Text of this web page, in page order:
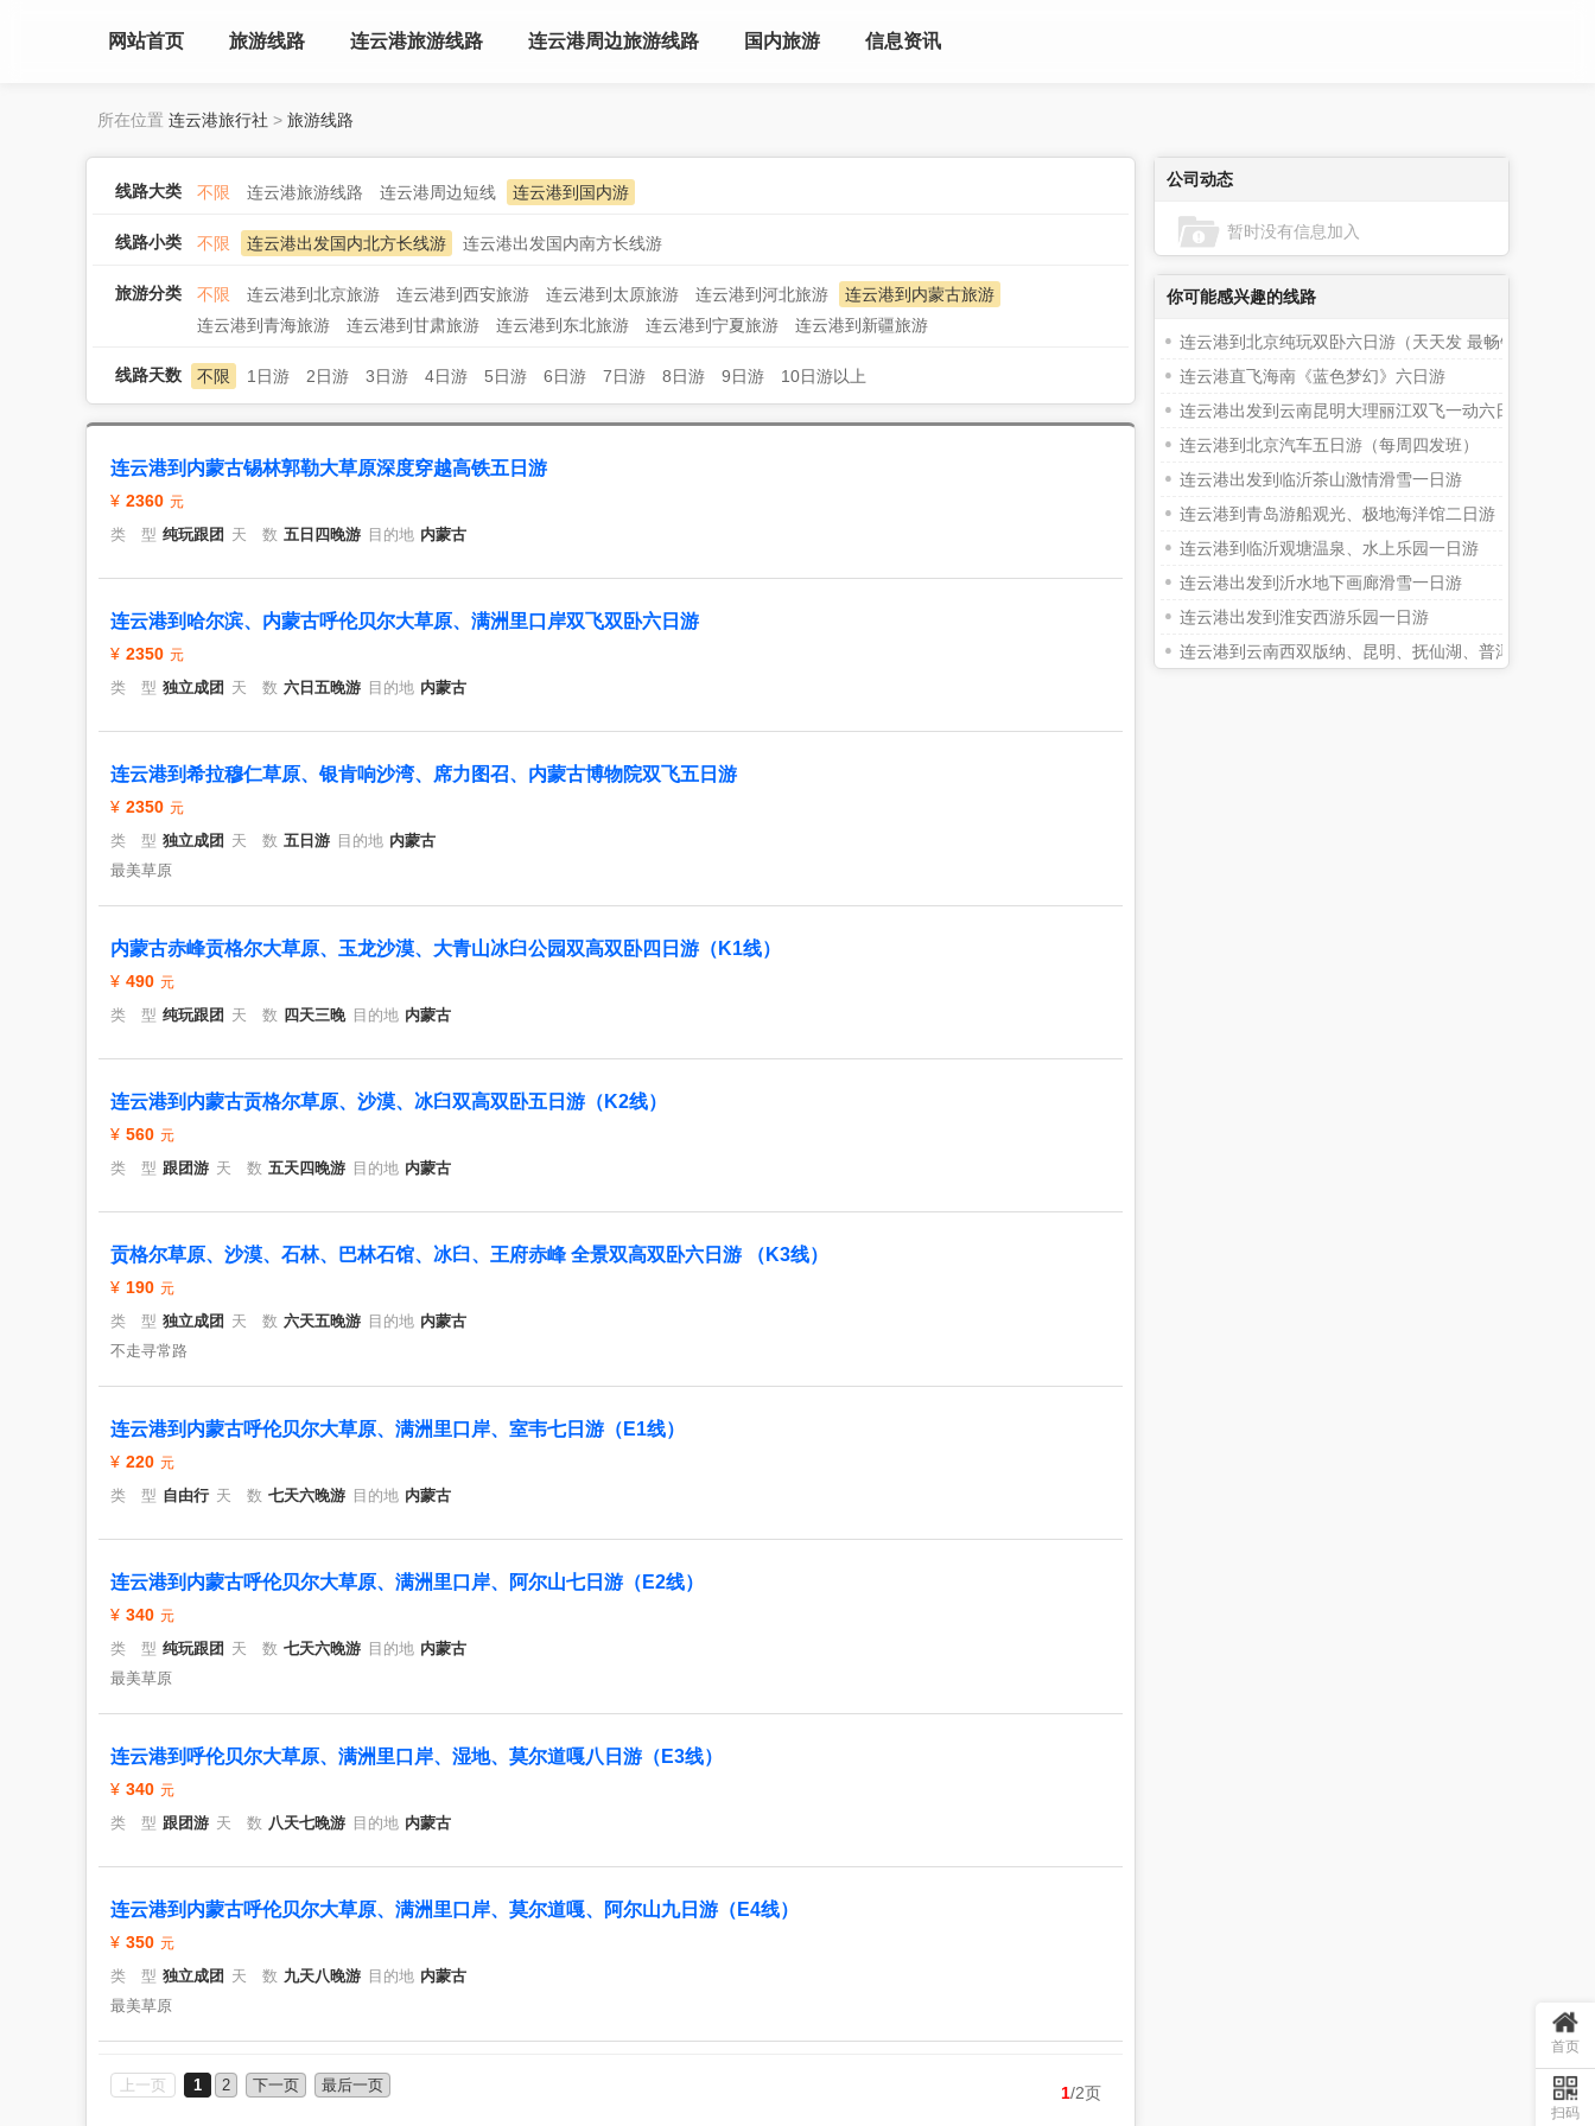
网站首页 旅游线路 连云港旅游线路 连云港周边旅游线路 国内旅游 信息资讯
所在位置 连云港旅行社 > 旅游线路
线路大类 不限 连云港旅游线路 连云港周边短线 连云港到国内游
线路小类 不限 连云港出发国内北方长线游 连云港出发国内南方长线游
旅游分类 不限 连云港到北京旅游 连云港到西安旅游 连云港到太原旅游 连云港到河北旅游
连云港到内蒙古旅游
连云港到青海旅游
连云港到甘肃旅游 连云港到东北旅游 连云港到宁夏旅游 连云港到新疆旅游
线路天数 不限 1日游 2日游 3日游 4日游 5日游 6日游 7日游 8日游 9日游 10日游以上
连云港到内蒙古锡林郭勒大草原深度穿越高铁五日游
2360
类 型 纯玩跟团 天 数 五日四晚游 目的地 内蒙古
连云港到哈尔滨、内蒙古呼伦贝尔大草原、满洲里口岸双飞双卧六日游
2350
类 型 独立成团 天 数 六日五晚游 目的地 内蒙古
连云港到希拉穆仁草原、银肯响沙湾、席力图召、内蒙古博物院双飞五日游
2350
类 型 独立成团 天 数 五日游 目的地 内蒙古
最美草原
内蒙古赤峰贡格尔大草原、玉龙沙漠、大青山冰臼公园双高双卧四日游（K1线）
490
类 型 纯玩跟团 天 数 四天三晚 目的地 内蒙古
连云港到内蒙古贡格尔草原、沙漠、冰臼双高双卧五日游（K2线）
560
类 型 跟团游 天 数 五天四晚游 目的地 内蒙古
贡格尔草原、沙漠、石林、巴林石馆、冰臼、王府赤峰 全景双高双卧六日游 （K3线）
190
类 型 独立成团 天 数 六天五晚游 目的地 内蒙古
不走寻常路
连云港到内蒙古呼伦贝尔大草原、满洲里口岸、室韦七日游（E1线）
220
类 型 自由行 天 数 七天六晚游 目的地 内蒙古
连云港到内蒙古呼伦贝尔大草原、满洲里口岸、阿尔山七日游（E2线）
340
类 型 纯玩跟团 天 数 七天六晚游 目的地 内蒙古
最美草原
连云港到呼伦贝尔大草原、满洲里口岸、湿地、莫尔道嘎八日游（E3线）
340
类 型 跟团游 天 数 八天七晚游 目的地 内蒙古
连云港到内蒙古呼伦贝尔大草原、满洲里口岸、莫尔道嘎、阿尔山九日游（E4线）
350
类 型 独立成团 天 数 九天八晚游 目的地 内蒙古
最美草原
上一页 1 2 下一页 最后一页 1/2页
公司动态
暂时没有信息加入
你可能感兴趣的线路
连云港到北京纯玩双卧六日游（天天发 最畅销无购物）
连云港直飞海南《蓝色梦幻》六日游
连云港出发到云南昆明大理丽江双飞一动六日游（入云
连云港到北京汽车五日游（每周四发班）
连云港出发到临沂茶山激情滑雪一日游
连云港到青岛游船观光、极地海洋馆二日游
连云港到临沂观塘温泉、水上乐园一日游
连云港出发到沂水地下画廊滑雪一日游
连云港出发到淮安西游乐园一日游
连云港到云南西双版纳、昆明、抚仙湖、普洱双飞六日游
首页
扫码